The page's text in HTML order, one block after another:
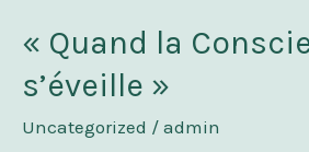
« Quand la
s’éveille »
Uncategorized / admin
« Quand
Conscience
s’éveille »